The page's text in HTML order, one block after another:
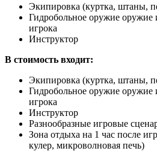
Экипировка (куртка, штаны,
Гидробольное оружие оружие
игрока
Инструктор
В стоимость входит:
Экипировка (куртка, штаны,
Гидробольное оружие оружие
игрока
Инструктор
Разнообразные игровые
Зона отдыха на 1 час после
кулер, микроволновая печь)